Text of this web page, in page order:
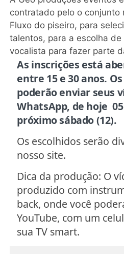
contratado pelo o conjunto
Fluxo do piseiro, para
talentos, para a escolha
vocalista para fazer parte
As inscrições está
entre 15 e 30 anos.
poderão enviar seus
WhatsApp, de hoje
próximo sábado (12).
Os escolhidos serão
nosso site.
Dica da produção: O
produzido com
back, onde você
YouTube, com um
sua TV smart.